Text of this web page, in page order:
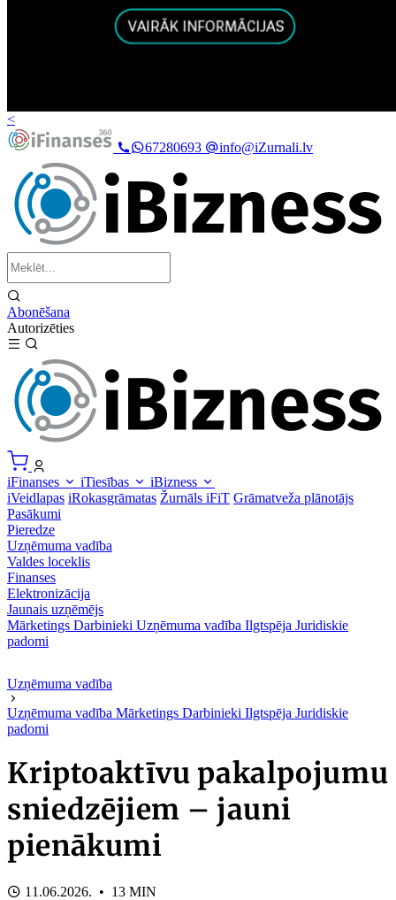
<
67280693
info@iZurnali.lv
Abonēšana
Autorizēties
iFinanses iTiesības
iBizness
iVeidlapas iRokasgrāmatas Žurnāls iFiT Grāmatveža plānotājs
Pasākumi
Pieredze
Uzņēmuma vadība
Valdes loceklis
Finanses
Elektronizācija
Jaunais uzņēmējs
Mārketings Darbinieki Uzņēmuma vadība Ilgtspēja Juridiskie
padomi
Uzņēmuma vadība
Uzņēmuma vadība Mārketings Darbinieki Ilgtspēja Juridiskie
padomi
Kriptoaktīvu pakalpojumu
sniedzējiem – jauni
pienākumi
11.06.2026. • 13 MIN